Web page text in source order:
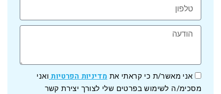
אני מאשר/ת כי קראתי את מדיניות הפרטיות ואני
מסכימ/ה לשימוש בפרטים שלי לצורך יצירת קשר